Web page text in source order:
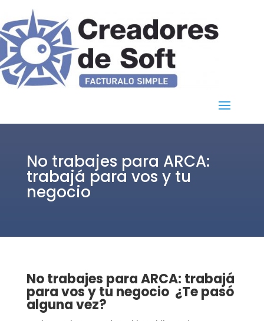
No trabajes para ARCA:
trabajá para vos y tu
negocio
No trabajes para ARCA: trabajá
para vos y tu negocio ¿Te pasó
alguna vez?